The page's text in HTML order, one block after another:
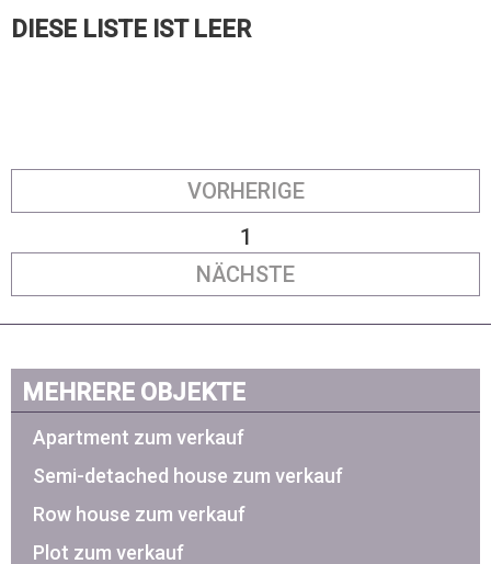
DIESE LISTE IST LEER
VORHERIGE
1
NÄCHSTE
MEHRERE OBJEKTE
Apartment zum verkauf
Semi-detached house zum verkauf
Row house zum verkauf
Plot zum verkauf